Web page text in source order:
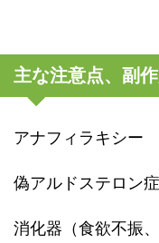
主な注意点、副
アナフィラキシー
偽アルドステロン症
消化器（食欲不振